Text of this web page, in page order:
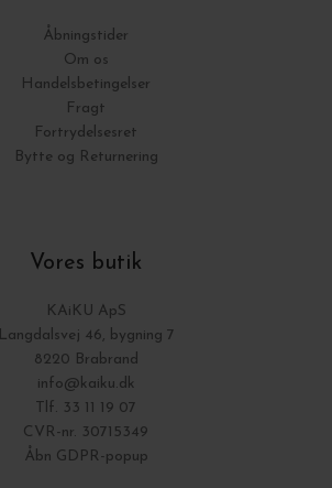
Åbningstider
Om os
Handelsbetingelser
Fragt
Fortrydelsesret
Bytte og Returnering
Vores butik
KAiKU ApS
Langdalsvej 46, bygning 7
8220 Brabrand
info@kaiku.dk
Tlf. 33 11 19 07
CVR-nr. 30715349
Åbn GDPR-popup